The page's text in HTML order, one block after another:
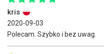
kris
2020-09-03
Polecam. Szybko i bez uwag.